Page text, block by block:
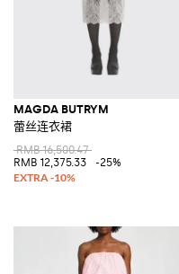
MAGDA BUTRYM
蕾丝连衣裙
RMB 16,500.47
RMB 12,375.33
-25%